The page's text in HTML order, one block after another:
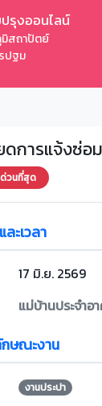
รุงออนไลน์
มิสถาปัตย์
ปฐม
ดการแจ้งซ่อม
ด่วนที่สุด
ะเวลา
17 มิ.ย. 2569
แม่บ้านประจำอ
กษณะงาน
งานประปา